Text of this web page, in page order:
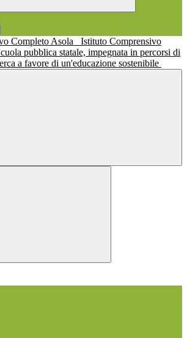
Istituto Comprensivo
pubblica statale, impegnata in percorsi di
a favore di un'educazione sostenibile